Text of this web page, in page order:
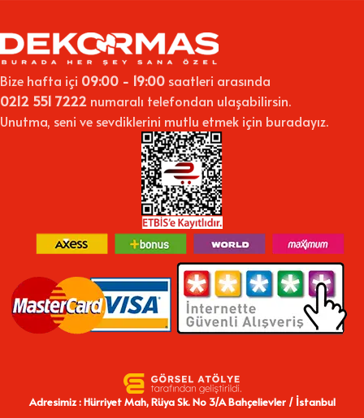
Bize hafta içi 09:00 - 19:00 saatleri arasında
0212 551 7222 numaralı telefondan ulaşabilirsin.
Unutma, seni ve sevdiklerini mutlu etmek için buradayız.
Adresimiz : Hürriyet Mah, Rüya Sk. No 3/A Bahçelievler / İstanbul